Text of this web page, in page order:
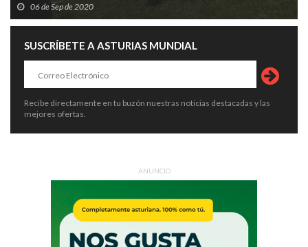
06 de Sep de 2020
SUSCRÍBETE A ASTURIAS MUNDIAL
Recibe directamente en tu buzón nuestras noticias destacadas y las
mejores ofertas.
ANUNCIO